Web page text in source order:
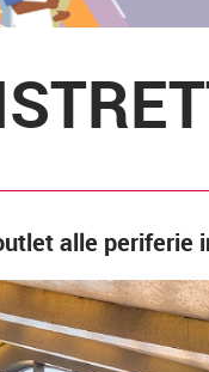
alle